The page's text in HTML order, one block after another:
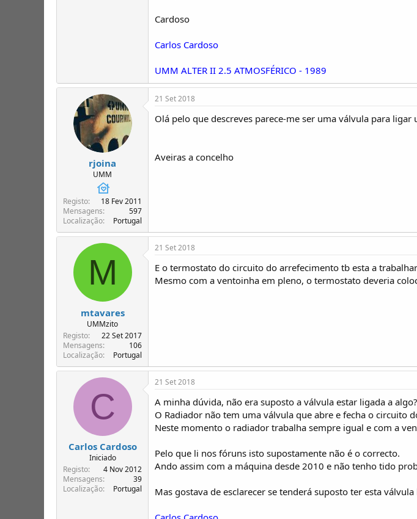
Cardoso
Carlos Cardoso
UMM ALTER II 2.5 ATMOSFÉRICO - 1989
rjoina
UMM
Registo
18 Fev 2011
Mensagens
597
Localização
Portugal
21 Set 2018
Olá pelo que descreves parece-me ser uma válvula para ligar
Aveiras a concelho
M
mtavares
UMMzito
Registo
22 Set 2017
Mensagens
106
Localização
Portugal
21 Set 2018
E o termostato do circuito do arrefecimento tb esta a
Mesmo com a ventoinha em pleno, o termostato deveria
C
Carlos Cardoso
Iniciado
Registo
4 Nov 2012
Mensagens
39
Localização
Portugal
21 Set 2018
A minha dúvida, não era suposto a válvula estar ligada a algo?
O Radiador não tem uma válvula que abre e fecha o circuito
Neste momento o radiador trabalha sempre igual e com a
Pelo que li nos fóruns isto supostamente não é o correcto.
Ando assim com a máquina desde 2010 e não tenho tido
Mas gostava de esclarecer se tenderá suposto ter esta válvula